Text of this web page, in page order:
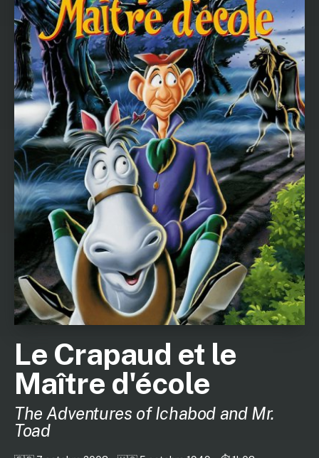
Le Crapaud et le
Maître d'école
The Adventures of Ichabod and Mr.
Toad